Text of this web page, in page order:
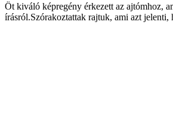
Öt kiváló képregény érkezett az ajtómhoz,
írásról.Szórakoztattak rajtuk, ami azt